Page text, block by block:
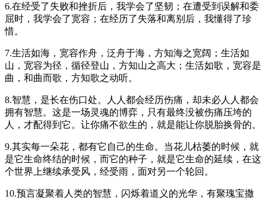
6.在经受了失败和挫折后，我学会了坚韧；在遭受到误解和委
屈时，我学会了宽容；在经历了失落和离别后，我懂得了珍
惜。
7.生活如海，宽容作舟，泛舟于海，方知海之宽阔；生活如
山，宽容为径，循径登山，方知山之高大；生活如歌，宽容是
曲，和曲而歌，方知歌之动听。
8.智慧，是长在伤口处。人人都会经历伤痛，却未必人人都会
拥有智慧。这是一场灵魂的博弈，只有最终没被伤痛压垮的
人，才配得到它。让你痛不欲生的，就是能让你脱胎换骨的。
9.其实每一朵花，都有它自己的生命。当花儿枯萎的时候，就
是它生命终结的时候，而它的种子，就是它生命的延续，在这
个世界上继续承受风，经受雨，面对另一个轮回。
10.预言凝聚着人类的智慧，闪烁着道义的光华，有聚瑰宝撒